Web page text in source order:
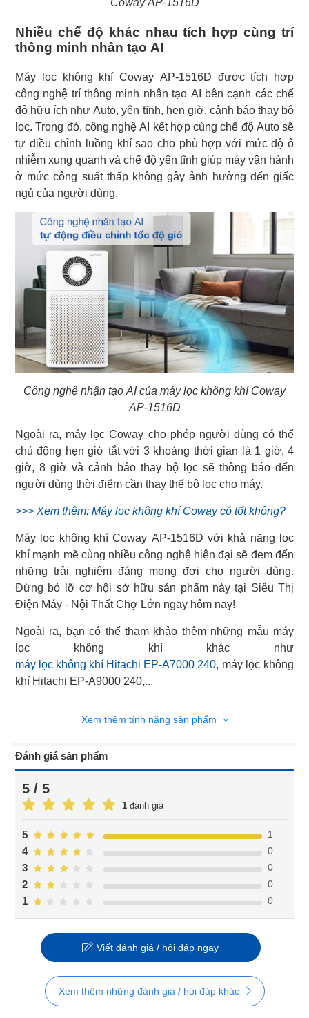
Coway AP-1516D
Nhiều chế độ khác nhau tích hợp cùng trí
thông minh nhân tạo AI
Máy lọc không khí Coway AP-1516D được tích hợp
công nghệ trí thông minh nhân tạo AI bên cạnh các chế
độ hữu ích như Auto, yên tĩnh, hẹn giờ, cảnh báo thay bộ
lọc. Trong đó, công nghệ AI kết hợp cùng chế độ Auto sẽ
tự điều chỉnh luồng khí sao cho phù hợp với mức độ ô
nhiễm xung quanh và chế độ yên tĩnh giúp máy vận hành
ở mức công suất thấp không gây ảnh hưởng đến giấc
ngủ của người dùng.
Công nghệ nhận tạo AI của máy lọc không khí Coway
AP-1516D
Ngoài ra, máy lọc Coway cho phép người dùng có thể
chủ động hẹn giờ tắt với 3 khoảng thời gian là 1 giờ, 4
giờ, 8 giờ và cảnh báo thay bộ lọc sẽ thông báo đến
người dùng thời điểm cần thay thế bộ lọc cho máy.
>>> Xem thêm: Máy lọc không khí Coway có tốt không?
Máy lọc không khí Coway AP-1516D với khả năng lọc
khí mạnh mẽ cùng nhiều công nghệ hiện đại sẽ đem đến
những trải nghiệm đáng mong đợi cho người dùng.
Đừng bỏ lỡ cơ hội sở hữu sản phẩm này tại Siêu Thị
Điện Máy - Nội Thất Chợ Lớn ngay hôm nay!
Ngoài ra, bạn có thể tham khảo thêm những mẫu máy
máy lọc không khí Hitachi EP-A7000 240, máy lọc không
khí Hitachi EP-A9000 240,...
Xem thêm tính năng sản phẩm
Đánh giá sản phẩm
5 / 5
1 đánh giá
1 0
2 0
3 0
4 0
5 1
Viết đánh giá / hỏi đáp ngay
Xem thêm những đánh giá / hỏi đáp khác